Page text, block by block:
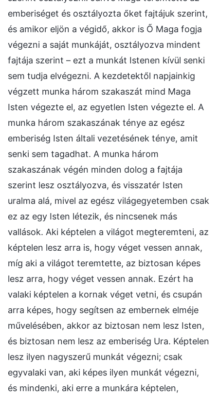
emberiséget és osztályozta őket fajtájuk szerint,
és amikor eljön a végidő, akkor is Ő Maga fogja
végezni a saját munkáját, osztályozva mindent
fajtája szerint – ezt a munkát Istenen kívül senki
sem tudja elvégezni. A kezdetektől napjainkig
végzett munka három szakaszát mind Maga
Isten végezte el, az egyetlen Isten végezte el. A
munka három szakaszának ténye az egész
emberiség Isten általi vezetésének ténye, amit
senki sem tagadhat. A munka három
szakaszának végén minden dolog a fajtája
szerint lesz osztályozva, és visszatér Isten
uralma alá, mivel az egész világegyetemben csak
ez az egy Isten létezik, és nincsenek más
vallások. Aki képtelen a világot megteremteni, az
képtelen lesz arra is, hogy véget vessen annak,
míg aki a világot teremtette, az biztosan képes
lesz arra, hogy véget vessen annak. Ezért ha
valaki képtelen a kornak véget vetni, és csupán
arra képes, hogy segítsen az embernek elméje
művelésében, akkor az biztosan nem lesz Isten,
és biztosan nem lesz az emberiség Ura. Képtelen
lesz ilyen nagyszerű munkát végezni; csak
egyvalaki van, aki képes ilyen munkát végezni,
és mindenki, aki erre a munkára képtelen,